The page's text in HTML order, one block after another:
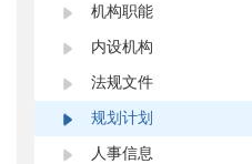
机构职能
内设机构
法规文件
规划计划
人事信息